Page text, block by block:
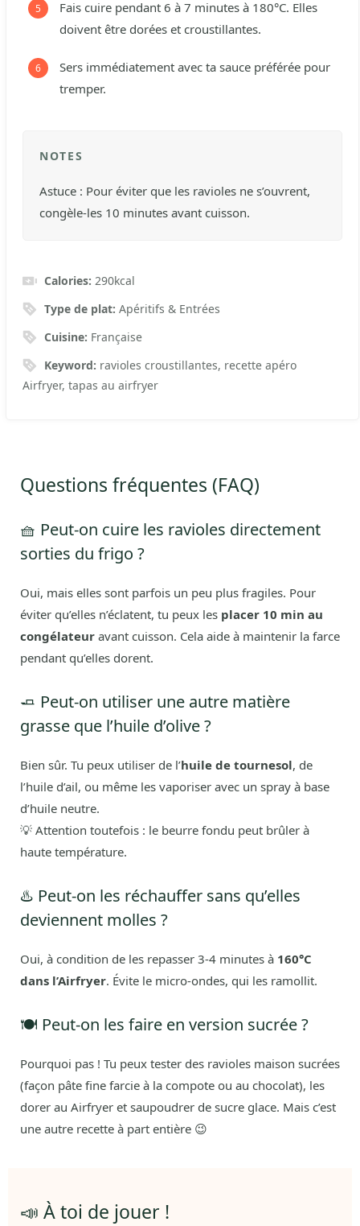
Fais cuire pendant 6 à 7 minutes à 180°C. Elles
doivent être dorées et croustillantes.
Sers immédiatement avec ta sauce préférée pour
tremper.
NOTES
Astuce : Pour éviter que les ravioles ne s’ouvrent,
congèle-les 10 minutes avant cuisson.
Calories:290kcal
Type de plat:Apéritifs & Entrées
Cuisine: Française
Keyword: ravioles croustillantes, recette apéro
Airfryer, tapas au airfryer
Questions fréquentes (FAQ)
🧺 Peut-on cuire les ravioles directement
sorties du frigo ?
Oui, mais elles sont parfois un peu plus fragiles. Pour
éviter qu’elles n’éclatent, tu peux les placer 10 min au
congélateur avant cuisson. Cela aide à maintenir la farce
pendant qu’elles dorent.
🧈 Peut-on utiliser une autre matière
grasse que l’huile d’olive ?
Bien sûr. Tu peux utiliser de l’huile de tournesol, de
l’huile d’ail, ou même les vaporiser avec un spray à base
d’huile neutre.
💡 Attention toutefois : le beurre fondu peut brûler à
haute température.
♨️ Peut-on les réchauffer sans qu’elles
deviennent molles ?
Oui, à condition de les repasser 3-4 minutes à 160°C
dans l’Airfryer. Évite le micro-ondes, qui les ramollit.
🍽️ Peut-on les faire en version sucrée ?
Pourquoi pas ! Tu peux tester des ravioles maison sucrées
(façon pâte fine farcie à la compote ou au chocolat), les
dorer au Airfryer et saupoudrer de sucre glace. Mais c’est
une autre recette à part entière 😉
📣 À toi de jouer !